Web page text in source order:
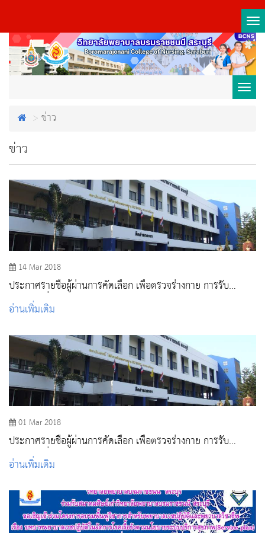
ข่าว
ข่าว
14 Mar 2018
ประกาศรายชื่อผู้ผ่านการคัดเลือก เพื่อตรวจร่างกาย การรับ
ตรง(รอบที่ 3) ปีการศึกษา 2561 ณ วิทยาลัยพยาบาลบรมราช
ชนนี สระบุรี
อ่านเพิ่มเติม
01 Mar 2018
ประกาศรายชื่อผู้ผ่านการคัดเลือก เพื่อตรวจร่างกาย การรับ
ตรง(รอบที่ 2) ปีการศึกษา 2561 ณ วิทยาลัยพยาบาลบรมราช
ชนนี สระบุรี
อ่านเพิ่มเติม